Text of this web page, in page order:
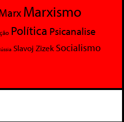
Marxismo
Política Psicanalise
Slavoj Zizek Socialismo